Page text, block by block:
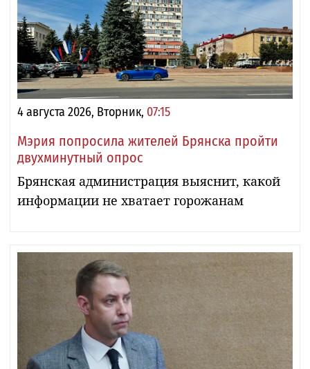
4 августа 2026, Вторник, 07:15
Мэрия попросила жителей Брянска пройти
двухминутный опрос
Брянская администрация выяснит, какой
информации не хватает горожанам